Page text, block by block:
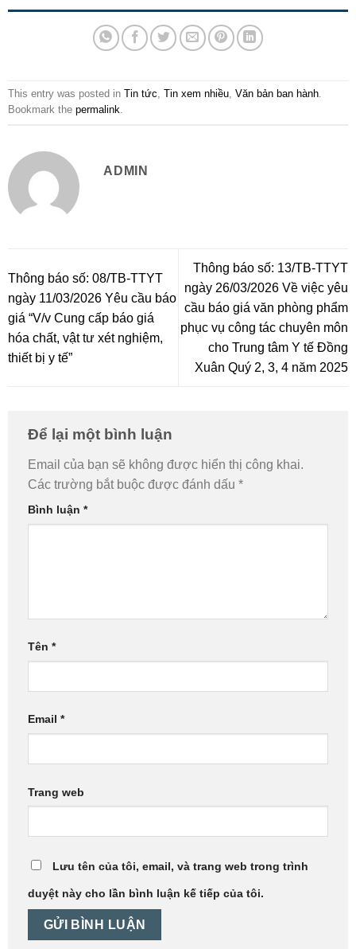
This entry was posted in Tin tức, Tin xem nhiều, Văn bản ban hành.
Bookmark the permalink.
ADMIN
Thông báo số: 08/TB-TTYT
ngày 11/03/2026 Yêu cầu báo
giá “V/v Cung cấp báo giá
hóa chất, vật tư xét nghiệm,
thiết bị y tế”
Thông báo số: 13/TB-TTYT
ngày 26/03/2026 Về việc yêu
cầu báo giá văn phòng phẩm
phục vụ công tác chuyên môn
cho Trung tâm Y tế Đồng
Xuân Quý 2, 3, 4 năm 2025
Để lại một bình luận
Email của bạn sẽ không được hiển thị công khai.
Các trường bắt buộc được đánh dấu *
Bình luận *
Tên *
Email *
Trang web
Lưu tên của tôi, email, và trang web trong trình
duyệt này cho lần bình luận kế tiếp của tôi.